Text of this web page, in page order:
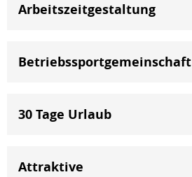
Arbeitszeitgestaltung
Betriebssportgemeinschaft
30 Tage Urlaub
Attraktive